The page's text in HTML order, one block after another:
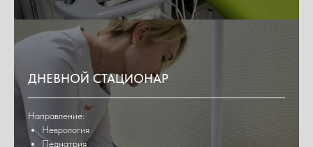
ДНЕВНОЙ СТАЦИОНАР
Направление:
Неврология
Педиатрия